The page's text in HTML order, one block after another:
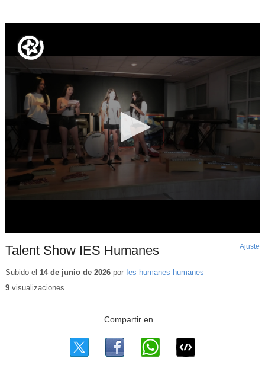
Talent Show IES Humanes Ajuste
Subido el 14 de junio de 2026por Ies humanes humanes
9visualizaciones